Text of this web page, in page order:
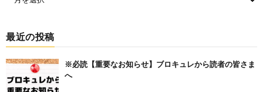
最近の投稿
※必読【重要なお知らせ】ブロキュレから読者の皆さま
へ